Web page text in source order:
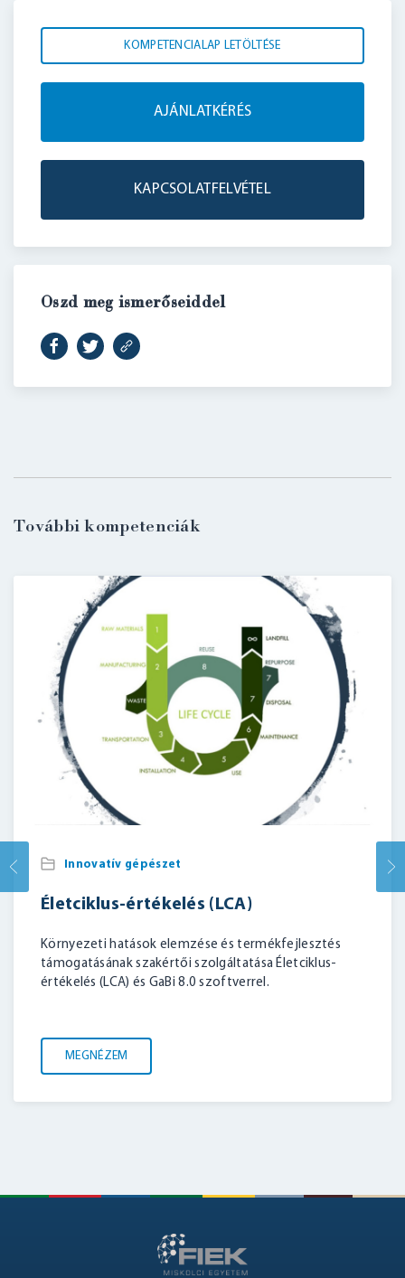
BELÉPÉS
KOMPETENCIALAP LETÖLTÉSE
AJÁNLATKÉRÉS
KAPCSOLATFELVÉTEL
Oszd meg ismerőseiddel
További kompetenciák
Innovatív gépészet
Életciklus-értékelés (LCA)
Környezeti hatások elemzése és termékfejlesztés
támogatásának szakértői szolgáltatása Életciklus-
értékelés (LCA) és GaBi 8.0 szoftverrel.
MEGNÉZEM